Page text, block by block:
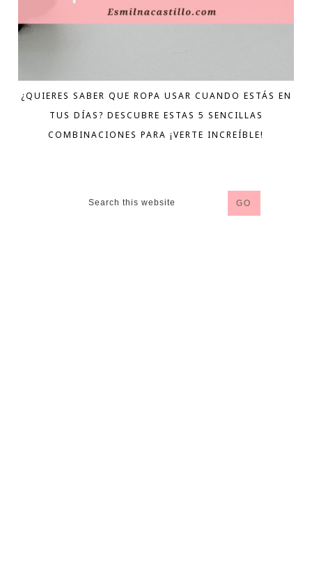
¿QUIERES SABER QUE ROPA USAR CUANDO ESTÁS EN
TUS DÍAS? DESCUBRE ESTAS 5 SENCILLAS
COMBINACIONES PARA ¡VERTE INCREÍBLE!